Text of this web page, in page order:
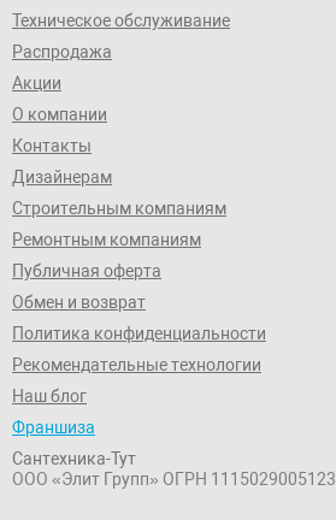
Техническое обслуживание
Распродажа
Акции
О компании
Контакты
Дизайнерам
Строительным компаниям
Ремонтным компаниям
Публичная оферта
Обмен и возврат
Политика конфиденциальности
Рекомендательные технологии
Наш блог
Франшиза
Сантехника-Тут
ООО «Элит Групп» ОГРН 1115029005123